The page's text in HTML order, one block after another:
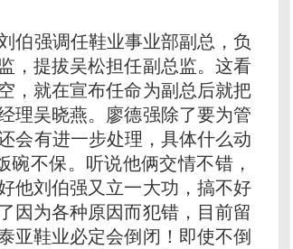
伯强调任鞋业事业部副总，负
，提拔吴松担任副总监。这看
，就在宣布任命为副总后就把
理吴晓燕。廖德强除了要为管
会有进一步处理，具体什么动
不保。听说他俩交情不错，
他刘伯强又立一大功，搞不好
因为各种原因而犯错，目前留
亚鞋业必定会倒闭！即使不倒